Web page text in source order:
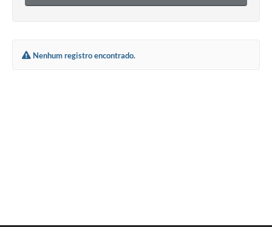
Nenhum registro encontrado.